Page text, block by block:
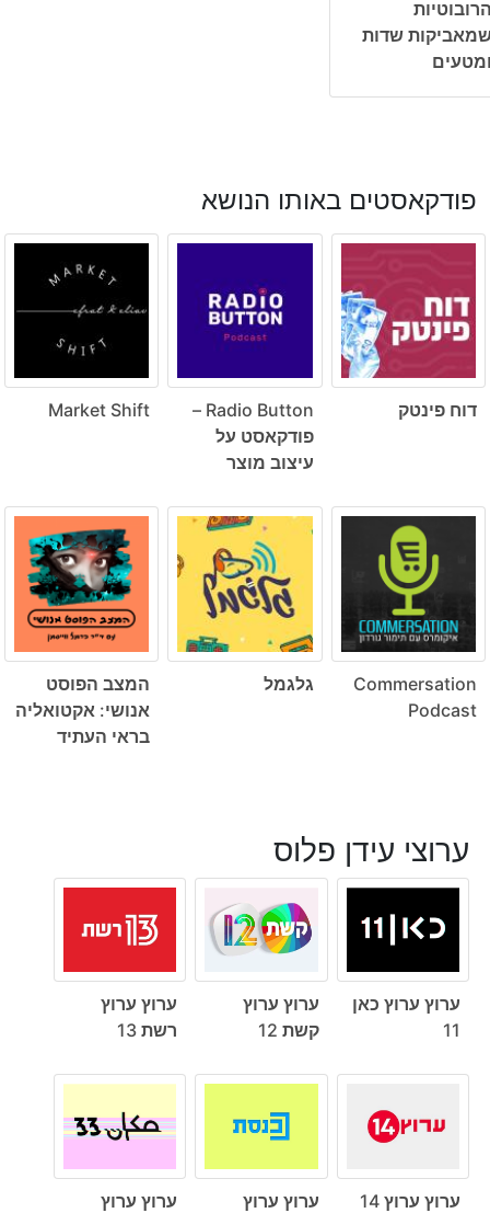
שדות
פודקאסטים באותו הנושא
דוח פינטק
Radio Button –
פודקאסט על
עיצוב מוצר
Market Shift
Commersation
Podcast
גלגמל
המצב הפוסט
אנושי: אקטואליה
בראי העתיד
ערוצי עידן פלוס
ערוץ ערוץ כאן
11
ערוץ ערוץ
קשת 12
ערוץ ערוץ
רשת 13
ערוץ ערוץ 14
ערוץ ערוץ
ערוץ ערוץ